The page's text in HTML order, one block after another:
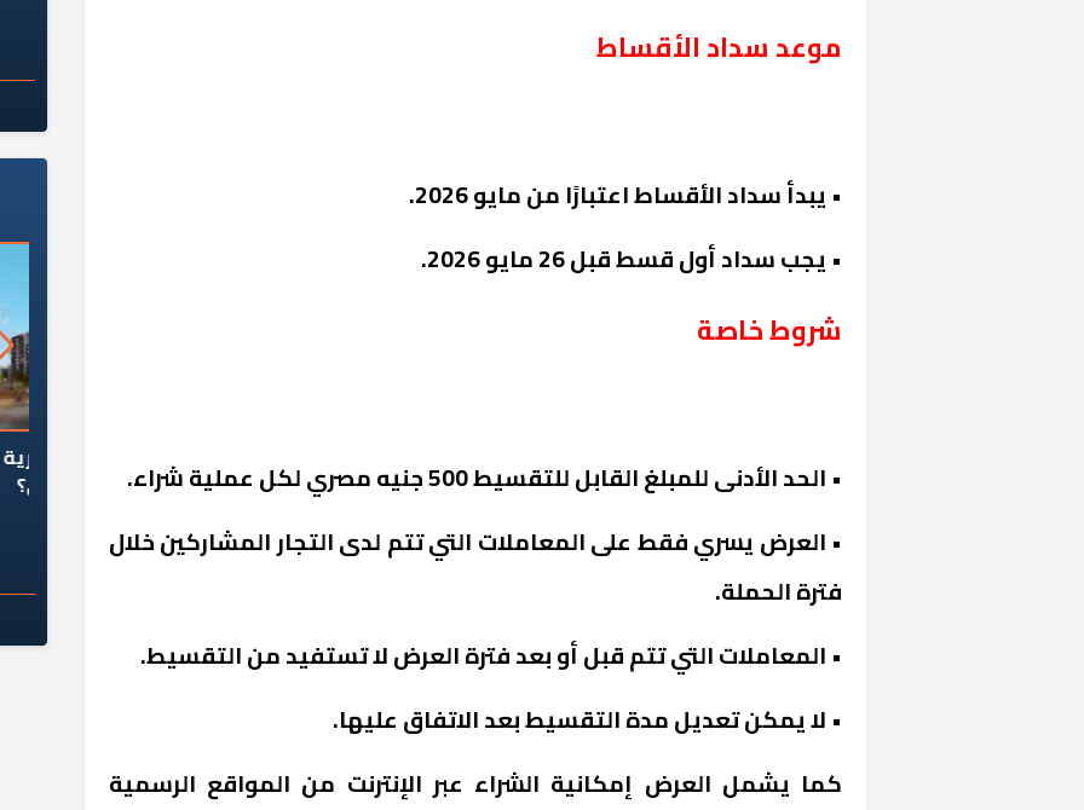
موعد سداد الأقساط
• يبدأ سداد الأقساط اعتبارًا من مايو 2026.
• يجب سداد أول قسط قبل 26 مايو 2026.
شروط خاصة
• الحد الأدنى للمبلغ القابل للتقسيط 500 جنيه مصري لكل عملية شراء.
• العرض يسري فقط على المعاملات التي تتم لدى التجار المشاركين خلال
فترة الحملة.
• المعاملات التي تتم قبل أو بعد فترة العرض لا تستفيد من التقسيط.
• لا يمكن تعديل مدة التقسيط بعد الاتفاق عليها.
كما يشمل العرض إمكانية الشراء عبر الإنترنت من المواقع الرسمية
كان اختيار خريج معهد العاشر من
لماذا تخالف الشركات العقارية
تعليمات الرئيس السيسي؟